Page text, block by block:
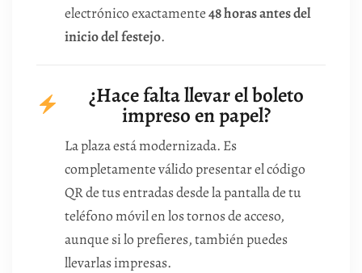
electrónico exactamente48 horas antes del
inicio del festejo.
¿Hace falta llevar el boleto
impreso en papel?
La plaza está modernizada. Es
completamente válido presentar el código
QR de tus entradas desde la pantalla de tu
teléfono móvil en los tornos de acceso,
aunque si lo prefieres, también puedes
llevarlas impresas.